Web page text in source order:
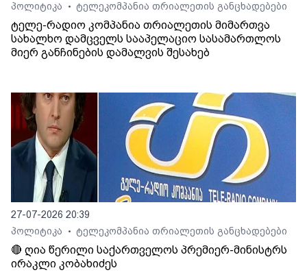
პოლიტიკა
• ტელეკომპანია თრიალეთის განცხადებები
ტელე-რადიო კომპანია თრიალეთის მიმართვა
სახალხო დამცველს სააპელაციო სასამართლოს
მიერ განჩინების დამალვის შესახებ
27-07-2026 20:39
პოლიტიკა
• ტელეკომპანია თრიალეთის განცხადებები
🔴 ღია წერილი საქართველოს პრემიერ-მინისტრს
ირაკლი კობახიძეს